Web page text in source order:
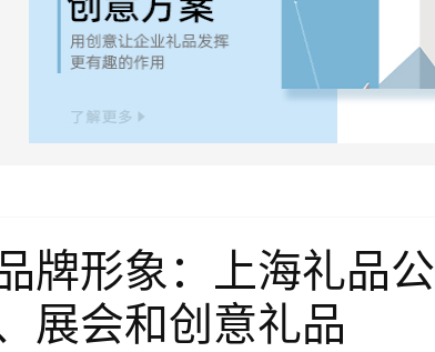
牌形象：上海礼品公
展会和创意礼品